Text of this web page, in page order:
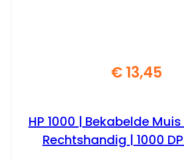
€13,45
HP 1000 | Bekabelde
Rechtshandig | 1000